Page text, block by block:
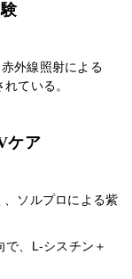
外線照射による
ている。
ケア
、ソルプロによる紫
で、L-シスチン＋